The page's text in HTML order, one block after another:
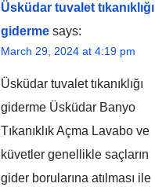
Üsküdar tuvalet tıkanıklığı
giderme says:
March 29, 2024 at 4:19 pm
Üsküdar tuvalet tıkanıklığı
giderme Üsküdar Banyo
Tıkanıklık Açma Lavabo ve
küvetler genellikle saçların
gider borularına atılması ile